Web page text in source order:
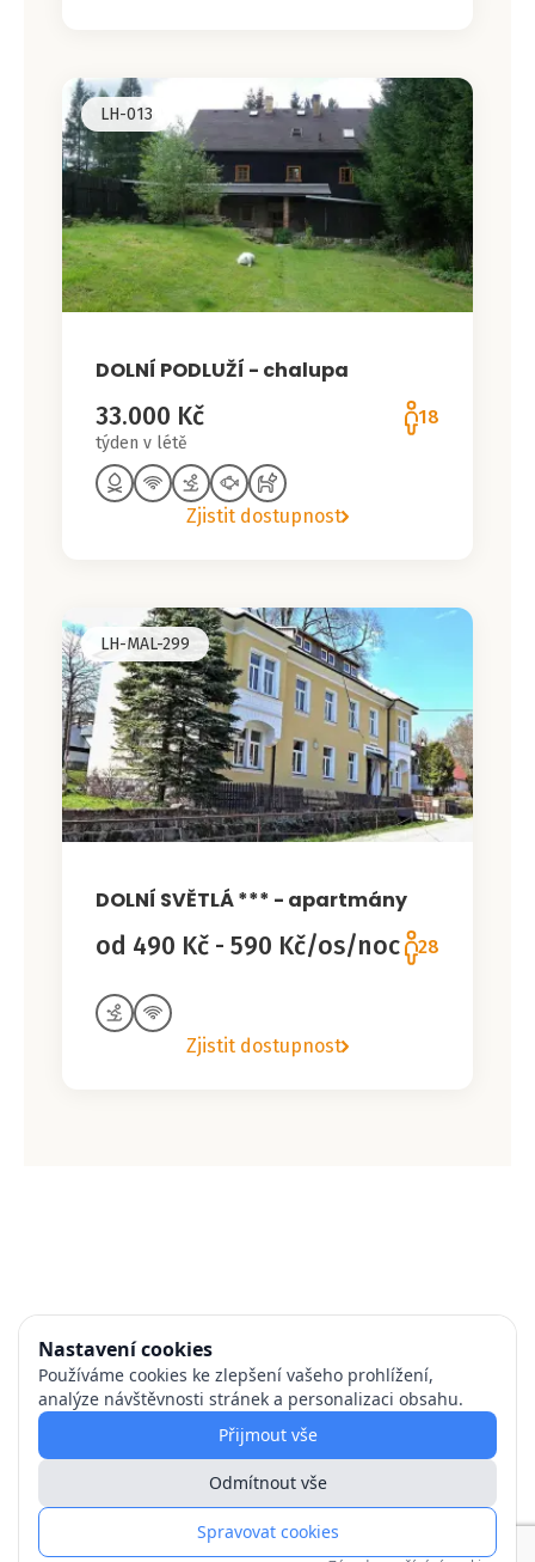
LH-013
DOLNÍ PODLUŽÍ - chalupa
33.000 Kč
týden v létě
18
Zjistit dostupnost
LH-MAL-299
DOLNÍ SVĚTLÁ *** - apartmány
od 490 Kč - 590 Kč/os/noc 28
Zjistit dostupnost
Nastavení cookies
Používáme cookies ke zlepšení vašeho prohlížení,
analýze návštěvnosti stránek a personalizaci obsahu.
Přijmout vše
Odmítnout vše
Spravovat cookies